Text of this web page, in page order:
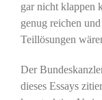
gar nicht klappen
genug reichen
Teillösungen
Der
dieses Essays